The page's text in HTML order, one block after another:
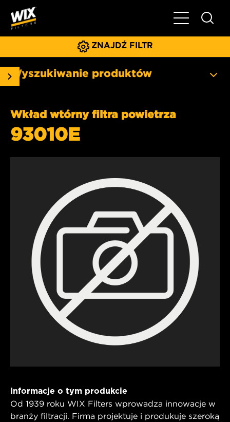
Pokaż/ukryj
ZNAJDŹ FILTR
Wyszukiwanie produktów
Wkład wtórny filtra powietrza
93010E
Informacje o tym produkcie
Od 1939 roku WIX Filters wprowadza innowacje w
branży filtracji. Firma projektuje i produkuje szeroką